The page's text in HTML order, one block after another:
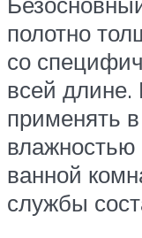
полотно
со
всей длине.
применять
влажностью
ванной
службы